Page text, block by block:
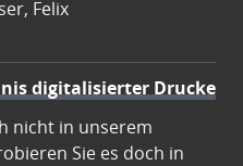
Felix
digitalisierter Drucke
nicht in unserem
Sie es doch in